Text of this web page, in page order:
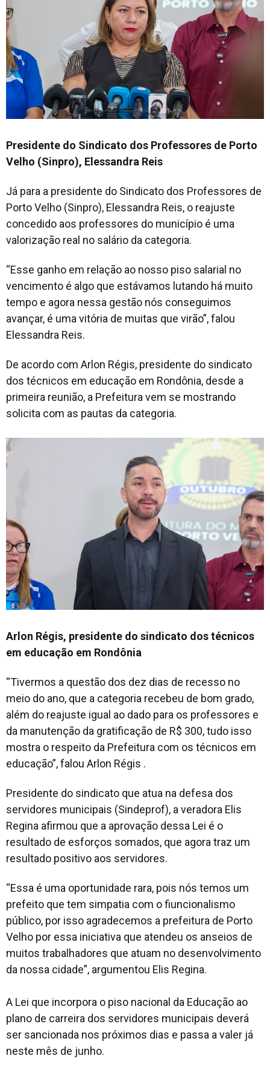
Presidente do Sindicato dos Professores de Porto
Velho (Sinpro), Elessandra Reis
Já para a presidente do Sindicato dos Professores de
Porto Velho (Sinpro), Elessandra Reis, o reajuste
concedido aos professores do município é uma
valorização real no salário da categoria.
“Esse ganho em relação ao nosso piso salarial no
vencimento é algo que estávamos lutando há muito
tempo e agora nessa gestão nós conseguimos
avançar, é uma vitória de muitas que virão”, falou
Elessandra Reis.
De acordo com Arlon Régis, presidente do sindicato
dos técnicos em educação em Rondônia, desde a
primeira reunião, a Prefeitura vem se mostrando
solicita com as pautas da categoria.
Arlon Régis, presidente do sindicato dos técnicos
em educação em Rondônia
“Tivermos a questão dos dez dias de recesso no
meio do ano, que a categoria recebeu de bom grado,
além do reajuste igual ao dado para os professores e
da manutenção da gratificação de R$ 300, tudo isso
mostra o respeito da Prefeitura com os técnicos em
educação”, falou Arlon Régis .
Presidente do sindicato que atua na defesa dos
servidores municipais (Sindeprof), a veradora Elis
Regina afirmou que a aprovação dessa Lei é o
resultado de esforços somados, que agora traz um
resultado positivo aos servidores.
“Essa é uma oportunidade rara, pois nós temos um
prefeito que tem simpatia com o fiuncionalismo
público, por isso agradecemos a prefeitura de Porto
Velho por essa iniciativa que atendeu os anseios de
muitos trabalhadores que atuam no desenvolvimento
da nossa cidade”, argumentou Elis Regina.
A Lei que incorpora o piso nacional da Educação ao
plano de carreira dos servidores municipais deverá
ser sancionada nos próximos dias e passa a valer já
neste mês de junho.